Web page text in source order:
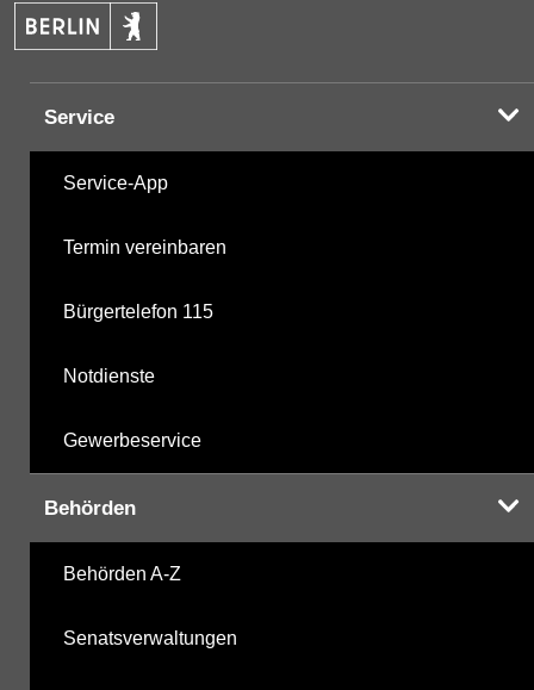
Service
Service-App
Termin vereinbaren
Bürgertelefon 115
Notdienste
Gewerbeservice
Behörden
Behörden A-Z
Senatsverwaltungen